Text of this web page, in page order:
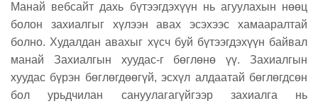
Манай вебсайт дахь бүтээгдэхүүн нь агуулахын нөөц
болон захиалгыг хүлээн авах эсэхээс хамааралтай
болно. Худалдан авахыг хүсч буй бүтээгдэхүүн байвал
манай Захиалгын хуудас-г бөглөнө үү. Захиалгын
хуудас бүрэн бөглөгдөөгүй, эсхүл алдаатай бөглөгдсөн
бол урьдчилан сануулагагүйгээр захиалга нь